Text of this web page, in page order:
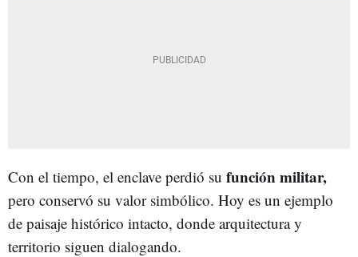
Con el tiempo, el enclave perdió su función militar,
pero conservó su valor simbólico. Hoy es un ejemplo
de paisaje histórico intacto, donde arquitectura y
territorio siguen dialogando.